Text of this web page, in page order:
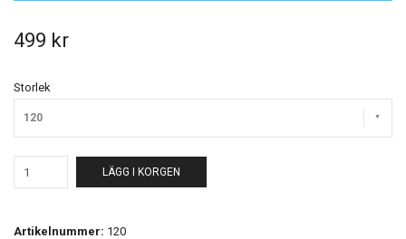
499 kr
Storlek
120
LÄGG I KORGEN
Artikelnummer: 120